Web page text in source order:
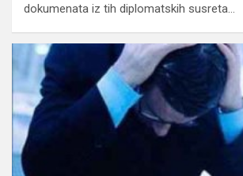
dokumenata iz tih diplomatskih susreta…